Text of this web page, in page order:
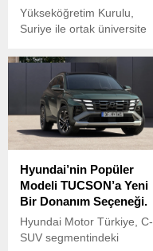
Yükseköğretim Kurulu,
Suriye ile ortak üniversite
programlar başlatılacağını
duyurdu.
Hyundai’nin Popüler
Modeli TUCSON’a Yeni
Bir Donanım Seçeneği.
Hyundai Motor Türkiye, C-
SUV segmentindeki